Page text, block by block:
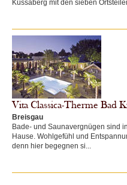
Küssaberg mit den sieben
Vita Classica-Therme Bad
Breisgau
Bade- und Saunavergnügen sind
Hause. Wohlgefühl und
denn hier begegnen si...